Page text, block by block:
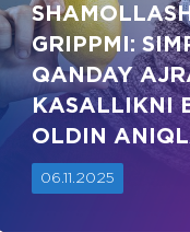
GRIPPMI:
QANDAY
KASALLIKNI
OLDIN
06.11.2025